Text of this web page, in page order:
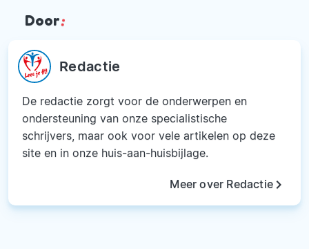
Door:
Redactie
De redactie zorgt voor de onderwerpen en
ondersteuning van onze specialistische
schrijvers, maar ook voor vele artikelen op deze
site en in onze huis-aan-huisbijlage.
Meer over Redactiekeyboard_arrow_right